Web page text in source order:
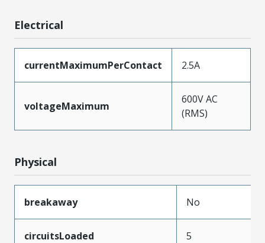
Electrical
currentMaximumPerContact 2.5A
voltageMaximum
600V AC
(RMS)
Physical
breakaway No
circuitsLoaded 5